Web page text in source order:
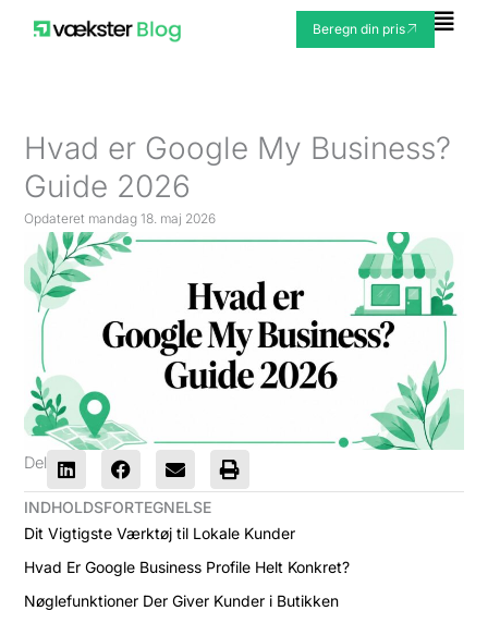
Beregn din pris
Hvad er Google My Business?
Guide 2026
Opdateret mandag 18. maj 2026
Del
INDHOLDSFORTEGNELSE
Dit Vigtigste Værktøj til Lokale Kunder
Hvad Er Google Business Profile Helt Konkret?
Nøglefunktioner Der Giver Kunder i Butikken